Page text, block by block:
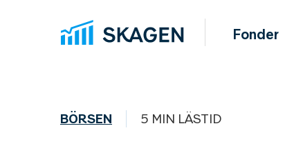
Fonder
BÖRSEN 5 MIN LÄSTID